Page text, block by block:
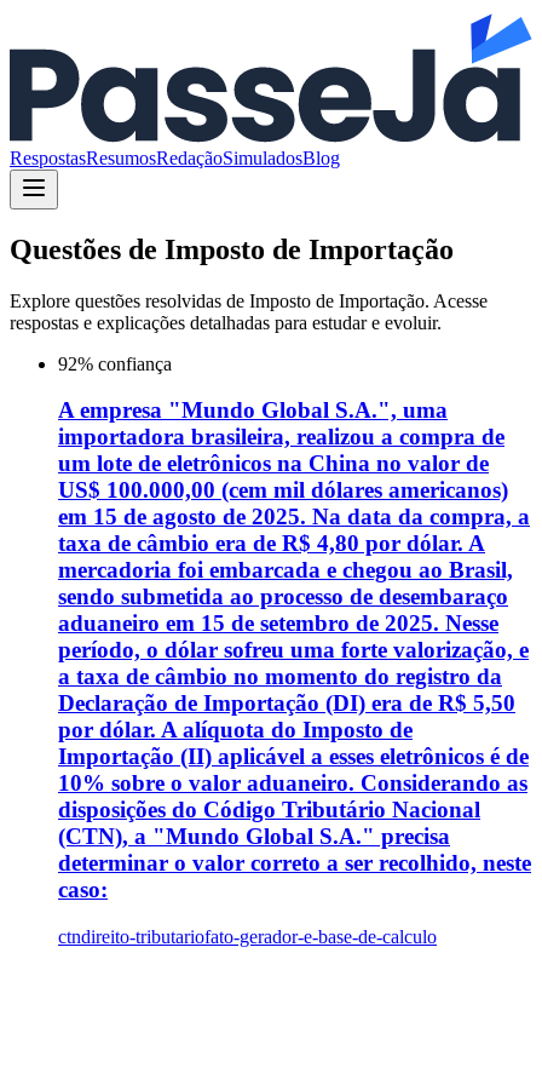
RespostasResumosRedaçãoSimuladosBlog
Questões de Imposto de Importação
Explore questões resolvidas de Imposto de Importação. Acesse
respostas e explicações detalhadas para estudar e evoluir.
92% confiança
A empresa "Mundo Global S.A.", uma
importadora brasileira, realizou a compra de
um lote de eletrônicos na China no valor de
US$ 100.000,00 (cem mil dólares americanos)
em 15 de agosto de 2025. Na data da compra, a
taxa de câmbio era de R$ 4,80 por dólar. A
mercadoria foi embarcada e chegou ao Brasil,
sendo submetida ao processo de desembaraço
aduaneiro em 15 de setembro de 2025. Nesse
período, o dólar sofreu uma forte valorização, e
a taxa de câmbio no momento do registro da
Declaração de Importação (DI) era de R$ 5,50
por dólar. A alíquota do Imposto de
Importação (II) aplicável a esses eletrônicos é de
10% sobre o valor aduaneiro. Considerando as
disposições do Código Tributário Nacional
(CTN), a "Mundo Global S.A." precisa
determinar o valor correto a ser recolhido, neste
caso:
ctndireito-tributariofato-gerador-e-base-de-calculo